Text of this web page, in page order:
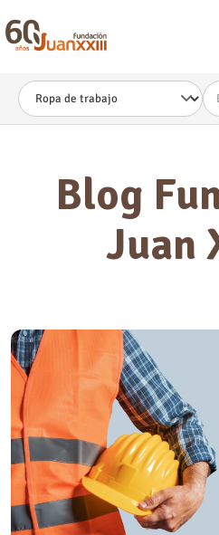
este
sitio
incluye
sistema
Blog
Juan